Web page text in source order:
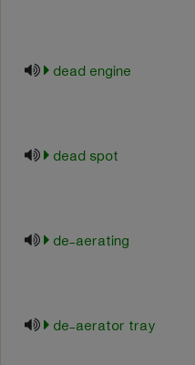
dead engine
dead spot
de-aerating
de-aerator tray